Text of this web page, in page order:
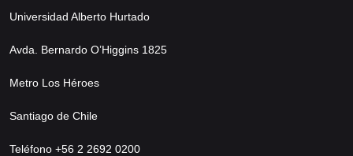
Universidad Alberto Hurtado
Avda. Bernardo O’Higgins 1825
Metro Los Héroes
Santiago de Chile
Teléfono +56 2 2692 0200